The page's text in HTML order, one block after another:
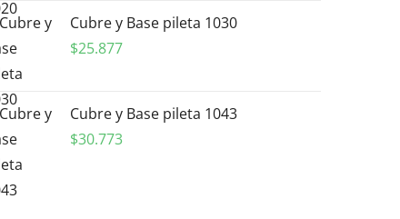
Cubre y Base pileta 1030
$25.877
Cubre y Base pileta 1043
$30.773